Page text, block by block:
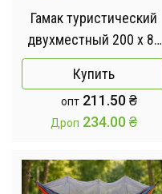
Гамак туристический
двухместный 200 x 80
см Молочный /
Подвесное кресло-
гамак садовый
Купить
опт 211.50₴
Дроп 234.00₴